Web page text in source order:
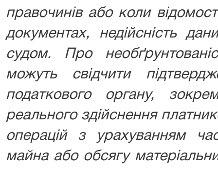
правочинів або коли
документах, недійсність
судом. Про
можуть свідчити
податкового органу,
реального здійснення
операцій з урахуванням
майна або обсягу